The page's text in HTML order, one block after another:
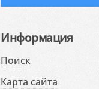
Информация
Поиск
Карта сайта